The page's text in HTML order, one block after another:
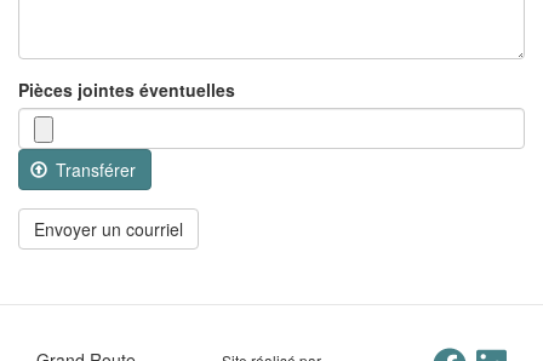
Pièces jointes éventuelles
Transférer
Envoyer un courriel